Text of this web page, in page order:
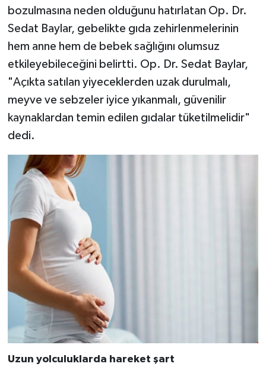
bozulmasına neden olduğunu hatırlatan Op. Dr.
Sedat Baylar, gebelikte gıda zehirlenmelerinin
hem anne hem de bebek sağlığını olumsuz
etkileyebileceğini belirtti. Op. Dr. Sedat Baylar,
"Açıkta satılan yiyeceklerden uzak durulmalı,
meyve ve sebzeler iyice yıkanmalı, güvenilir
kaynaklardan temin edilen gıdalar tüketilmelidir"
dedi.
Uzun yolculuklarda hareket şart